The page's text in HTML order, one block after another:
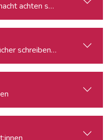
achten sollte
schreiben für